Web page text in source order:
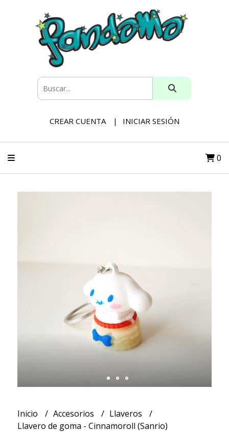
CREAR CUENTA INICIAR SESIÓN
0
Inicio Accesorios
Llaveros
Llavero de goma - Cinnamoroll (Sanrio)